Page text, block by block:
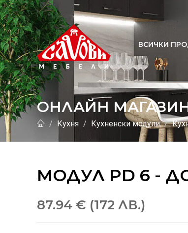
ВСИЧКИ
ОНЛАЙН
Кухня Кухненски модули
МОДУЛ PD 6 -
87.94 € (172 ЛВ.)